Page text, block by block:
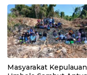
Masyarakat Kepulauan